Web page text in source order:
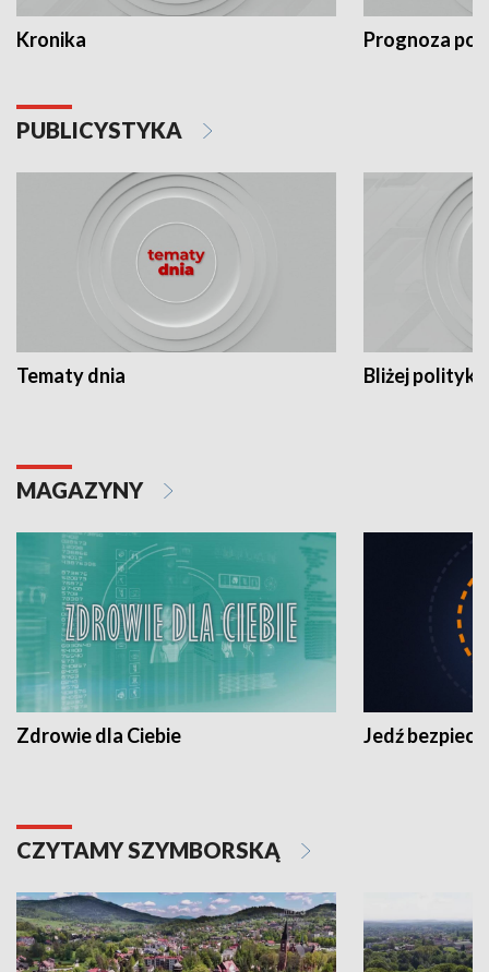
Kronika Prognoza
PUBLICYSTYKA
Tematy dnia Bliżej polityki
MAGAZYNY
Zdrowie dla Ciebie Jedź
CZYTAMY SZYMBORSKĄ